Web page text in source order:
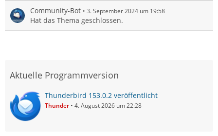
Community-Bot 3. September 2024 um 19:58
Hat das Thema geschlossen.
Aktuelle Programmversion
Thunderbird 153.0.2 veröffentlicht
Thunder 4. August 2026 um 22:28